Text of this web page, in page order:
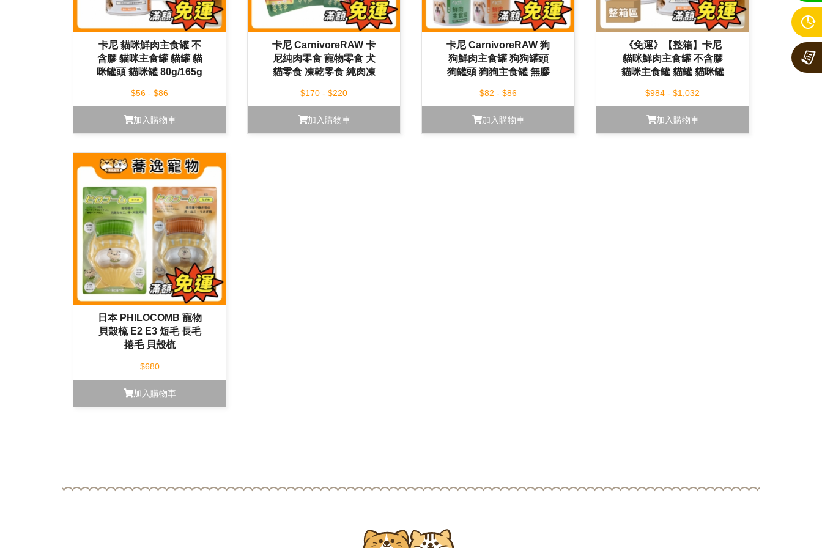
卡尼 貓咪鮮肉主食罐 不
含膠 貓咪主食罐 貓罐 貓
咪罐頭 貓咪罐 80g/165g
$56 - $86
加入購物車
卡尼 CarnivoreRAW 卡
尼純肉零食 寵物零食 犬
貓零食 凍乾零食 純肉凍
$170 - $220
加入購物車
卡尼 CarnivoreRAW 狗
狗鮮肉主食罐 狗狗罐頭
狗罐頭 狗狗主食罐 無膠
$82 - $86
加入購物車
《免運》【整箱】卡尼
貓咪鮮肉主食罐 不含膠
貓咪主食罐 貓罐 貓咪罐
$984 - $1,032
加入購物車
日本 PHILOCOMB 寵物
貝殼梳 E2 E3 短毛 長毛
捲毛 貝殼梳
$680
加入購物車